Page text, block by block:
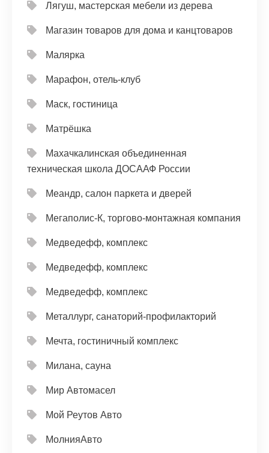
Лягуш, мастерская мебели из дерева
Магазин товаров для дома и канцтоваров
Малярка
Марафон, отель-клуб
Маск, гостиница
Матрёшка
Махачкалинская объединенная
техническая школа ДОСААФ России
Меандр, салон паркета и дверей
Мегаполис-К, торгово-монтажная компания
Медведефф, комплекс
Медведефф, комплекс
Медведефф, комплекс
Металлург, санаторий-профилакторий
Мечта, гостиничный комплекс
Милана, сауна
Мир Автомасел
Мой Реутов Авто
МолнияАвто